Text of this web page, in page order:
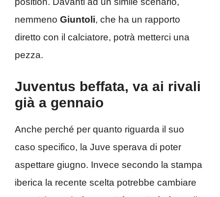
nemmeno Giuntoli, che ha un rapporto
diretto con il calciatore, potrà metterci una
pezza.
Juventus beffata, va ai rivali
già a gennaio
Anche perché per quanto riguarda il suo
caso specifico, la Juve sperava di poter
aspettare giugno. Invece secondo la stampa
iberica la recente scelta potrebbe cambiare